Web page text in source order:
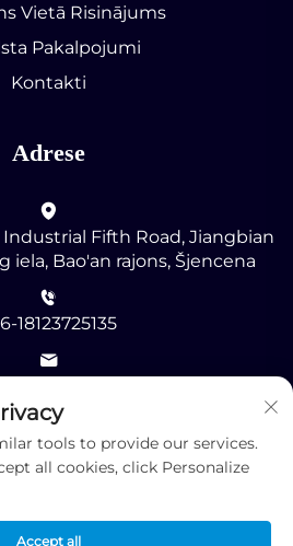
Vietā Risinājums
Pakalpojumi
Kontakti
Adrese
Industrial Fifth Road, Jiangbian
iela, Bao'an rajons, Šjencena
18123725135
visām tiesībām patur Shenzhen
tools to provide our services.
all cookies, click Personalize
Accept all